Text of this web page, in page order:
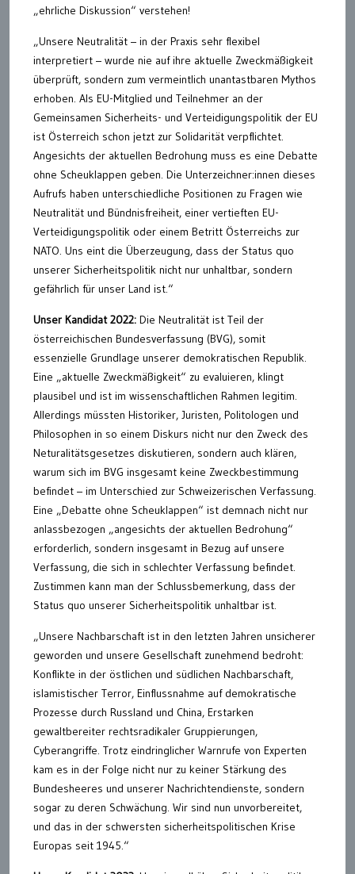
„ehrliche Diskussion“ verstehen!
„Unsere Neutralität – in der Praxis sehr flexibel
interpretiert – wurde nie auf ihre aktuelle Zweckmäßigkeit
überprüft, sondern zum vermeintlich unantastbaren Mythos
erhoben. Als EU-Mitglied und Teilnehmer an der
Gemeinsamen Sicherheits- und Verteidigungspolitik der EU
ist Österreich schon jetzt zur Solidarität verpflichtet.
Angesichts der aktuellen Bedrohung muss es eine Debatte
ohne Scheuklappen geben. Die Unterzeichner:innen dieses
Aufrufs haben unterschiedliche Positionen zu Fragen wie
Neutralität und Bündnisfreiheit, einer vertieften EU-
Verteidigungspolitik oder einem Betritt Österreichs zur
NATO. Uns eint die Überzeugung, dass der Status quo
unserer Sicherheitspolitik nicht nur unhaltbar, sondern
gefährlich für unser Land ist.“
Unser Kandidat 2022: Die Neutralität ist Teil der
österreichischen Bundesverfassung (BVG), somit
essenzielle Grundlage unserer demokratischen Republik.
Eine „aktuelle Zweckmäßigkeit“ zu evaluieren, klingt
plausibel und ist im wissenschaftlichen Rahmen legitim.
Allerdings müssten Historiker, Juristen, Politologen und
Philosophen in so einem Diskurs nicht nur den Zweck des
Neturalitätsgesetzes diskutieren, sondern auch klären,
warum sich im BVG insgesamt keine Zweckbestimmung
befindet – im Unterschied zur Schweizerischen Verfassung.
Eine „Debatte ohne Scheuklappen“ ist demnach nicht nur
anlassbezogen „angesichts der aktuellen Bedrohung“
erforderlich, sondern insgesamt in Bezug auf unsere
Verfassung, die sich in schlechter Verfassung befindet.
Zustimmen kann man der Schlussbemerkung, dass der
Status quo unserer Sicherheitspolitik unhaltbar ist.
„Unsere Nachbarschaft ist in den letzten Jahren unsicherer
geworden und unsere Gesellschaft zunehmend bedroht:
Konflikte in der östlichen und südlichen Nachbarschaft,
islamistischer Terror, Einflussnahme auf demokratische
Prozesse durch Russland und China, Erstarken
gewaltbereiter rechtsradikaler Gruppierungen,
Cyberangriffe. Trotz eindringlicher Warnrufe von Experten
kam es in der Folge nicht nur zu keiner Stärkung des
Bundesheeres und unserer Nachrichtendienste, sondern
sogar zu deren Schwächung. Wir sind nun unvorbereitet,
und das in der schwersten sicherheitspolitischen Krise
Europas seit 1945.“